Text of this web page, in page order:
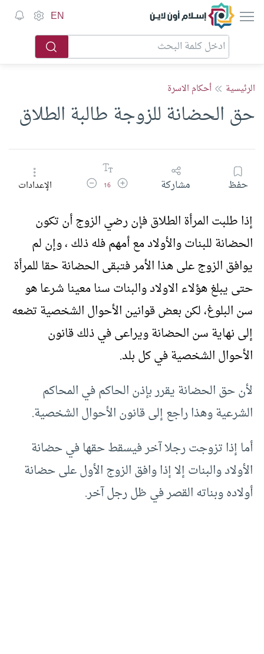
إسلام أون لاين EN
الرئيسية أحكام الاسرة
حق الحضانة للزوجة طالبة الطلاق
حفظ مشاركة زيادة حجم الخط
16 تقليل حجم الخطالإعدادات
إذا طلبت المرأة الطلاق فإن رضي الزوج أن تكون
الحضانة للبنات والأولاد مع أمهم فله ذلك ، وإن لم
يوافق الزوج على هذا الأمر فتبقى الحضانة حقا للمرأة
حتى يبلغ هؤلاء الاولاد والبنات سنا معينا شرعا هو
سن البلوغ، لكن بعض قوانين الأحوال الشخصية تضعه
إلى نهاية سن الحضانة ويراعى في ذلك قانون
الأحوال الشخصية في كل بلد.
لأن حق الحضانة يقرر بإذن الحاكم في المحاكم
الشرعية وهذا راجع إلى قانون الأحوال الشخصية.
أما إذا تزوجت رجلا آخر فيسقط حقها في حضانة
الأولاد والبنات إلا إذا وافق الزوج الأول على حضانة
أولاده وبناته القصر في ظل رجل آخر.